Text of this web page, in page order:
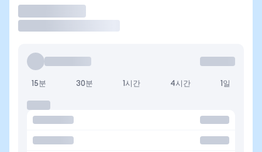
15분 30분 1시간 4시간 1일